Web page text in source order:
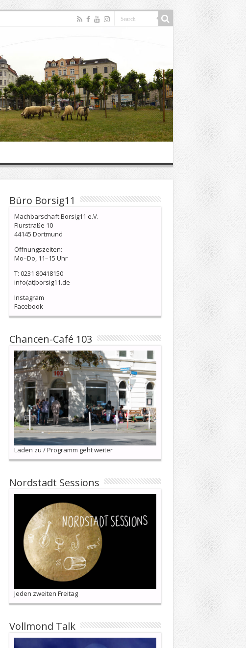
Büro Borsig11
Machbarschaft Borsig11 e.V.
Flurstraße 10
44145 Dortmund
Öffnungszeiten:
Mo–Do, 11–15 Uhr
T: 0231 80418150
info(at)borsig11.de
Instagram
Facebook
Chancen-Café 103
Laden zu / Programm geht weiter
Nordstadt Sessions
Jeden zweiten Freitag
Vollmond Talk